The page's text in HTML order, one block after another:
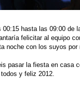
hasta las 09:00 de
felicitar al equipo
noche con los suyos por
pasar la fiesta en casa
y feliz 2012.